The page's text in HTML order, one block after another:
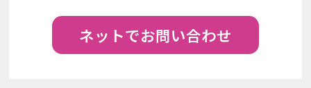
ネットでお問い合わせ